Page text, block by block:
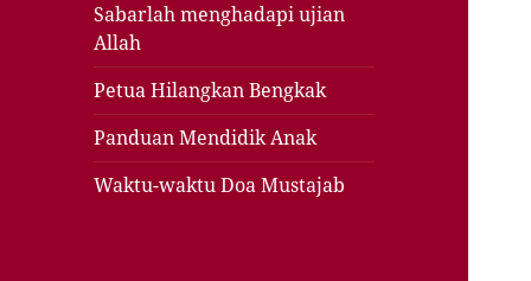
Sabarlah menghadapi ujian
Allah
Petua Hilangkan Bengkak
Panduan Mendidik Anak
Waktu-waktu Doa Mustajab